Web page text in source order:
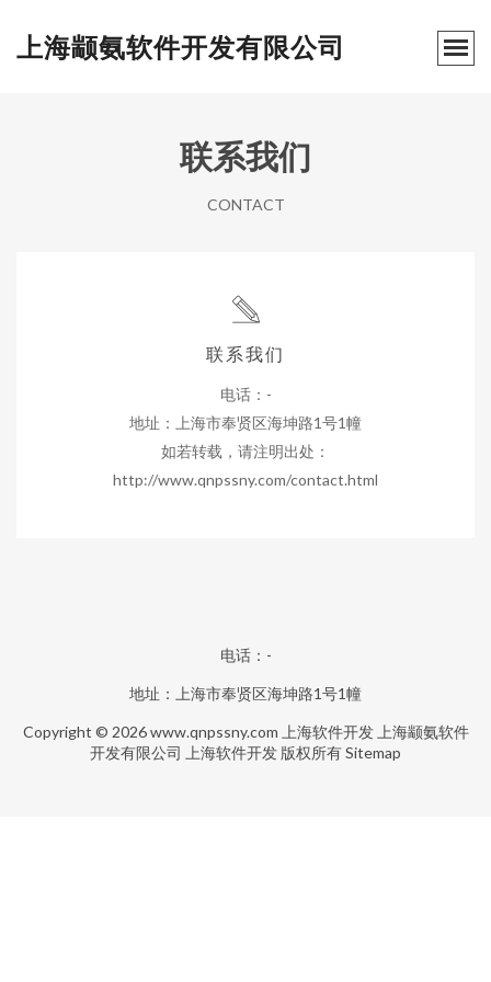
上海颛氨软件开发有限公司
联系我们
CONTACT
联系我们
电话：-
地址：上海市奉贤区海坤路1号1幢
如若转载，请注明出处：
http://www.qnpssny.com/contact.html
电话：-
地址：上海市奉贤区海坤路1号1幢
Copyright © 2026www.qnpssny.com 上海软件开发 上海颛氨软件
开发有限公司
上海软件开发 版权所有Sitemap